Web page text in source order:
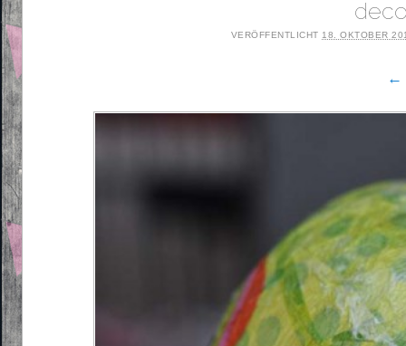
VERÖFFENTLICHT 18. OKTOBER
←